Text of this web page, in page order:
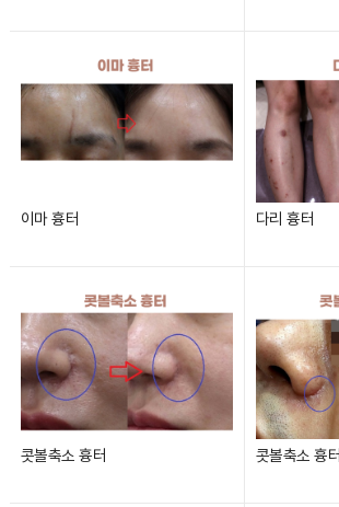
이마 흉터 다리 흉터
콧볼축소 흉터 콧볼축소 흉터